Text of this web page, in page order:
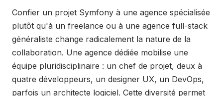
Confier un projet Symfony à une agence spécialisée
plutôt qu'à un freelance ou à une agence full-stack
généraliste change radicalement la nature de la
collaboration. Une agence dédiée mobilise une
équipe pluridisciplinaire : un chef de projet, deux à
quatre développeurs, un designer UX, un DevOps,
parfois un architecte logiciel. Cette diversité permet